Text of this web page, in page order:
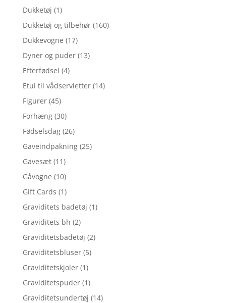
Dukketøj (1)
Dukketøj og tilbehør (160)
Dukkevogne (17)
Dyner og puder (13)
Efterfødsel (4)
Etui til vådservietter (14)
Figurer (45)
Forhæng (30)
Fødselsdag (26)
Gaveindpakning (25)
Gavesæt (11)
Gåvogne (10)
Gift Cards (1)
Graviditets badetøj (1)
Graviditets bh (2)
Graviditetsbadetøj (2)
Graviditetsbluser (5)
Graviditetskjoler (1)
Graviditetspuder (1)
Graviditetsundertøj (14)